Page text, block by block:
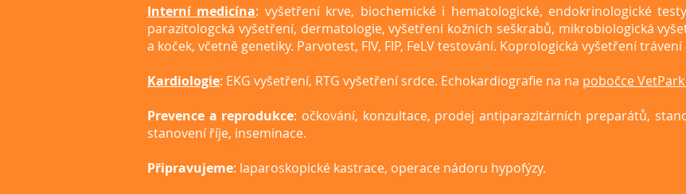
Interní medicína: vyšetření krve, biochemické i hematologické, endokrinologické
parazitologcká vyšetření, dermatologie, vyšetření kožních seškrabů, mikrobiologická
a koček, včetně genetiky. Parvotest, FIV, FIP, FeLV testování. Koprologická vyšetření
Kardiologie: EKG vyšetření, RTG vyšetření srdce. Echokardiografie na na pobočce
Prevence a reprodukce: očkování, konzultace, prodej antiparazitárních preparátů,
stanovení říje, inseminace.
Připravujeme: laparoskopické kastrace, operace nádoru hypofýzy.